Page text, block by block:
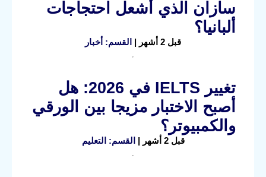
سازان الذي أشعل احتجاجات
ألبانيا؟
قبل 2 أشهر | القسم: أخبار
تغيير IELTS في 2026: هل
أصبح الاختبار مزيجا بين الورقي
والكمبيوتر؟
قبل 2 أشهر | القسم: التعليم